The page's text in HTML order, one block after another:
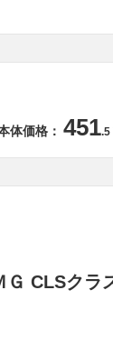
体価格： 451.5
CLSクラ